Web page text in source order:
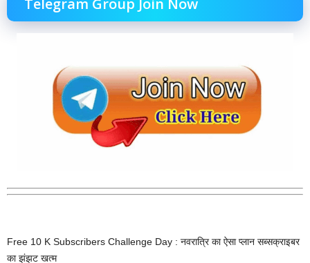
Telegram Group Join Now
Free 10 K Subscribers Challenge Day : नवरात्रि का ऐसा प्लान सब्सक्राइबर
का झंझट खत्म